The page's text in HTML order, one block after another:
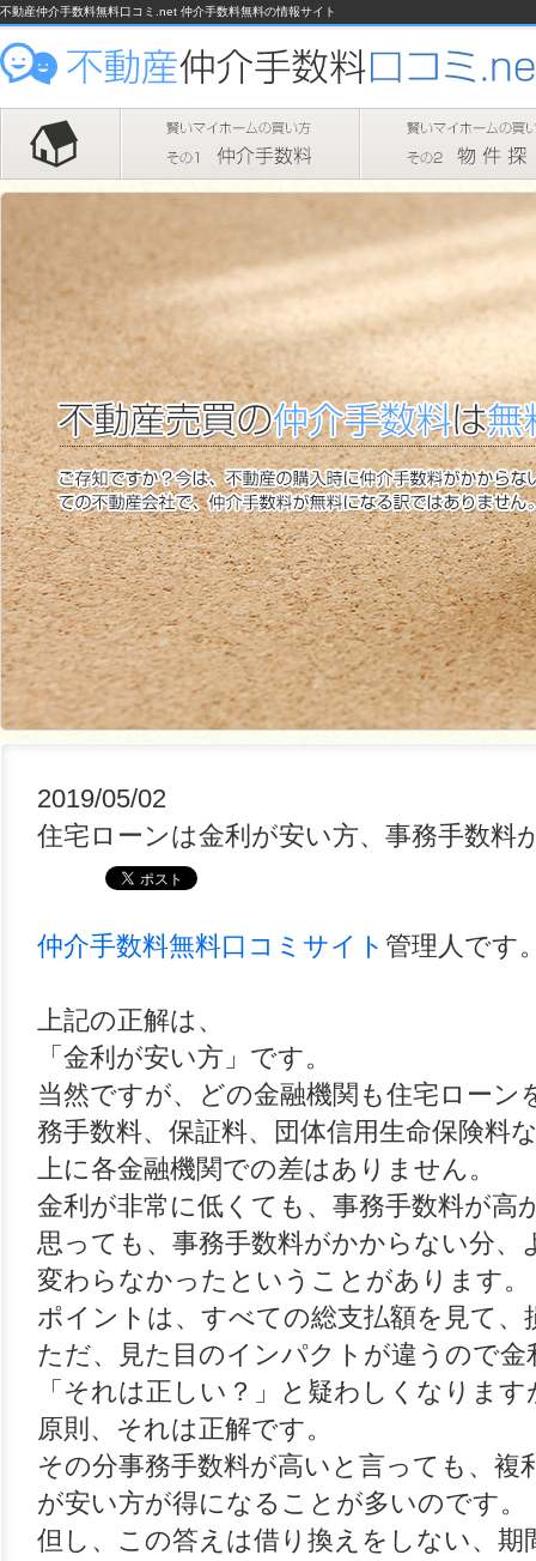
不動産仲介手数料無料口コミ.net 仲介手数料無料の情報サイト
2019/05/02
住宅ローンは金利が安い方、事務手数料
仲介手数料無料口コミサイト 管理人です
上記の正解は、
「金利が安い方」です。
当然ですが、どの金融機関も住宅ロー
務手数料、保証料、団体信用生命保険料
上に各金融機関での差はありません。
金利が非常に低くても、事務手数料が
思っても、事務手数料がかからない分
変わらなかったということがあります。
ポイントは、すべての総支払額を見て、
ただ、見た目のインパクトが違うので
「それは正しい？」と疑わしくなりま
原則、それは正解です。
その分事務手数料が高いと言っても、
が安い方が得になることが多いのです。
但し、この答えは借り換えをしない、